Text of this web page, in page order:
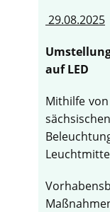
29.08.2025
auf LED
Mithilfe